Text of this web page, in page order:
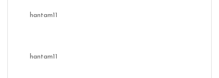
hantam11
hantam11